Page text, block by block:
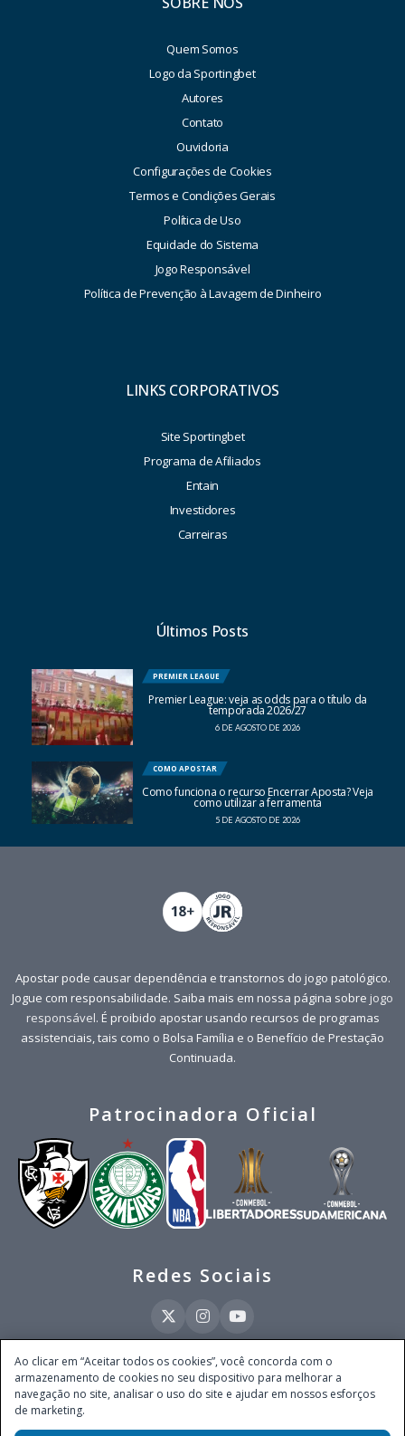
Quem Somos
Logo da Sportingbet
Autores
Contato
Ouvidoria
Configurações de Cookies
Termos e Condições Gerais
Política de Uso
Equidade do Sistema
Jogo Responsável
Política de Prevenção à Lavagem de Dinheiro
LINKS CORPORATIVOS
Site Sportingbet
Programa de Afiliados
Entain
Investidores
Carreiras
Últimos Posts
PREMIER LEAGUE
Premier League: veja as odds para o título da
temporada 2026/27
6 DE AGOSTO DE 2026
COMO APOSTAR
Como funciona o recurso Encerrar Aposta? Veja
como utilizar a ferramenta
5 DE AGOSTO DE 2026
Apostar pode causar dependência e transtornos do jogo patológico.
Jogue com responsabilidade. Saiba mais em nossa página sobre jogo
responsável. É proibido apostar usando recursos de programas
assistenciais, tais como o Bolsa Família e o Benefício de Prestação
Continuada.
Patrocinadora Oficial
Redes Sociais
Este site é operado pela Ventmear Brasil LTDA (CNPJ 52.868.380/0001-84), com
endereço na Avenida Brigadeiro Faria Lima, nº 4.055, 3º andar, Itaim Bibi, no
Município de São Paulo, Estado de São Paulo, CEP 04538-133, Brasil - empresa
Ao clicar em “Aceitar todos os cookies”, você concorda com o
armazenamento de cookies no seu dispositivo para melhorar a
navegação no site, analisar o uso do site e ajudar em nossos esforços
de marketing.